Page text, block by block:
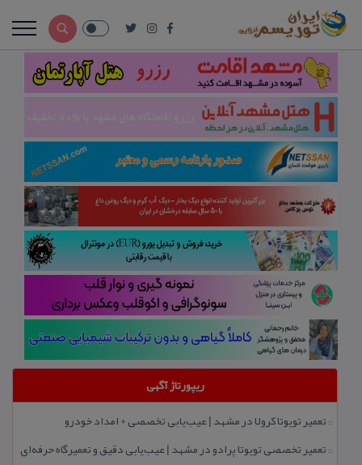
ریپورتاژ آگهی
:: تعمیر تویوتا كرولا در مشهد | عیب‌یابی تخصصی + امداد خودرو
:: تعمیر تخصصی تویوتا پرادو در مشهد | عیب‌یابی دقیق و تعمیرگاه حرفه‌ای